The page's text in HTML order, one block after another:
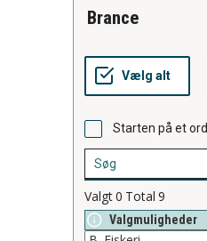
brance
Starten på et ord
Valgt0 Total 9
Valgmuligheder